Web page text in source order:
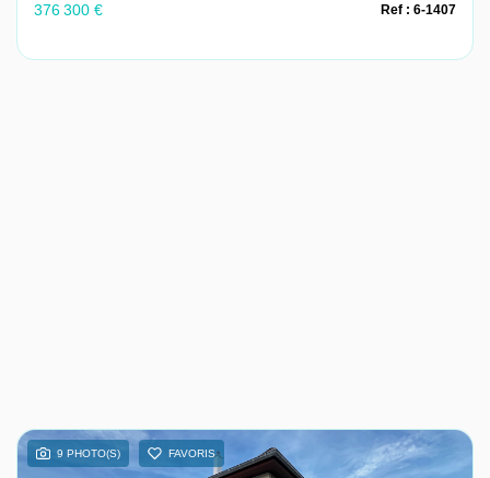
376 300 € Ref : 6-1407
9 PHOTO(S) FAVORIS